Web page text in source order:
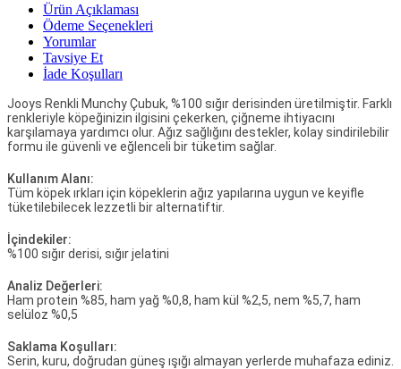
Ürün Açıklaması
Ödeme Seçenekleri
Yorumlar
Tavsiye Et
İade Koşulları
Jooys Renkli Munchy Çubuk, %100 sığır derisinden üretilmiştir. Farklı
renkleriyle köpeğinizin ilgisini çekerken, çiğneme ihtiyacını
karşılamaya yardımcı olur. Ağız sağlığını destekler, kolay sindirilebilir
formu ile güvenli ve eğlenceli bir tüketim sağlar.
Kullanım Alanı:
Tüm köpek ırkları için köpeklerin ağız yapılarına uygun ve keyifle
tüketilebilecek lezzetli bir alternatiftir.
İçindekiler:
%100 sığır derisi, sığır jelatini
Analiz Değerleri:
Ham protein %85, ham yağ %0,8, ham kül %2,5, nem %5,7, ham
selüloz %0,5
Saklama Koşulları:
Serin, kuru, doğrudan güneş ışığı almayan yerlerde muhafaza ediniz.